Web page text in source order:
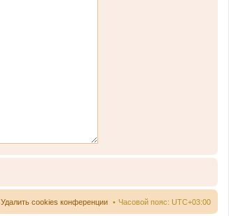
Часовой пояс: UTC+03:00
Удалить cookies конференции